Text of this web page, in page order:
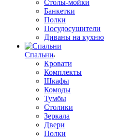
Столы-мойки
Банкетки
Полки
Посудосушители
Диваны на кухню
Спальни
Кровати
Комплекты
Шкафы
Комоды
Тумбы
Столики
Зеркала
Двери
Полки